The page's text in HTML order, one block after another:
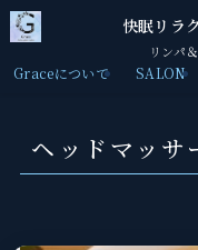
快眠リラ
リンパ
Graceについて SALON
ヘッドマッサ